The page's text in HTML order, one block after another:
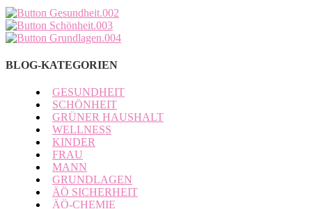
BLOG-KATEGORIEN
GESUNDHEIT
SCHÖNHEIT
GRÜNER HAUSHALT
WELLNESS
KINDER
FRAU
MANN
GRUNDLAGEN
ÄÖ SICHERHEIT
ÄÖ-CHEMIE